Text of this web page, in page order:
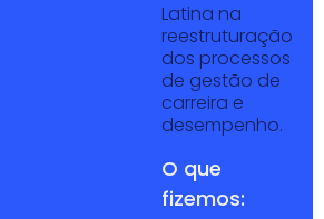
Latina na
reestruturação
dos processos
de gestão de
carreira e
desempenho.
O que
fizemos: